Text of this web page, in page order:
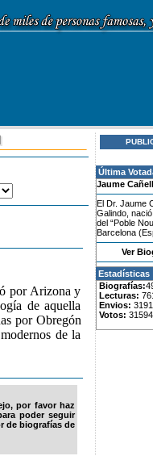
por Arizona y
de aquella
por Obregón
de la
por favor haz
poder seguir
de biografías de
Última
Jaume
El Dr. Jaume
Galindo,
del “Poble
Barcelona
Ver
Estadísticas
Biografías:
Lecturas:
Envios: 3191
Votos: